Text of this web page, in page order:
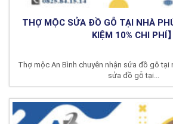
THỢ MỘC SỬA ĐỒ GỖ TẠI NHÀ
KIỆM 10% CHI PHÍ】
Thợ mộc An Bình chuyên nhận sửa đồ gỗ tại
sửa đồ gỗ tại...